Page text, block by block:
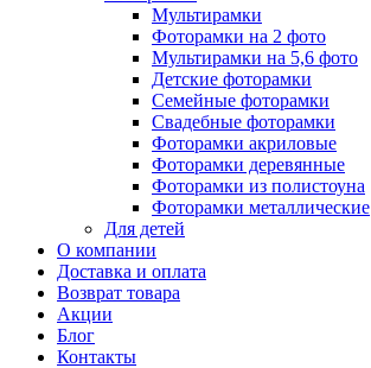
Мультирамки
Фоторамки на 2 фото
Мультирамки на 5,6 фото
Детские фоторамки
Семейные фоторамки
Свадебные фоторамки
Фоторамки акриловые
Фоторамки деревянные
Фоторамки из полистоуна
Фоторамки металлические
Для детей
О компании
Доставка и оплата
Возврат товара
Акции
Блог
Контакты